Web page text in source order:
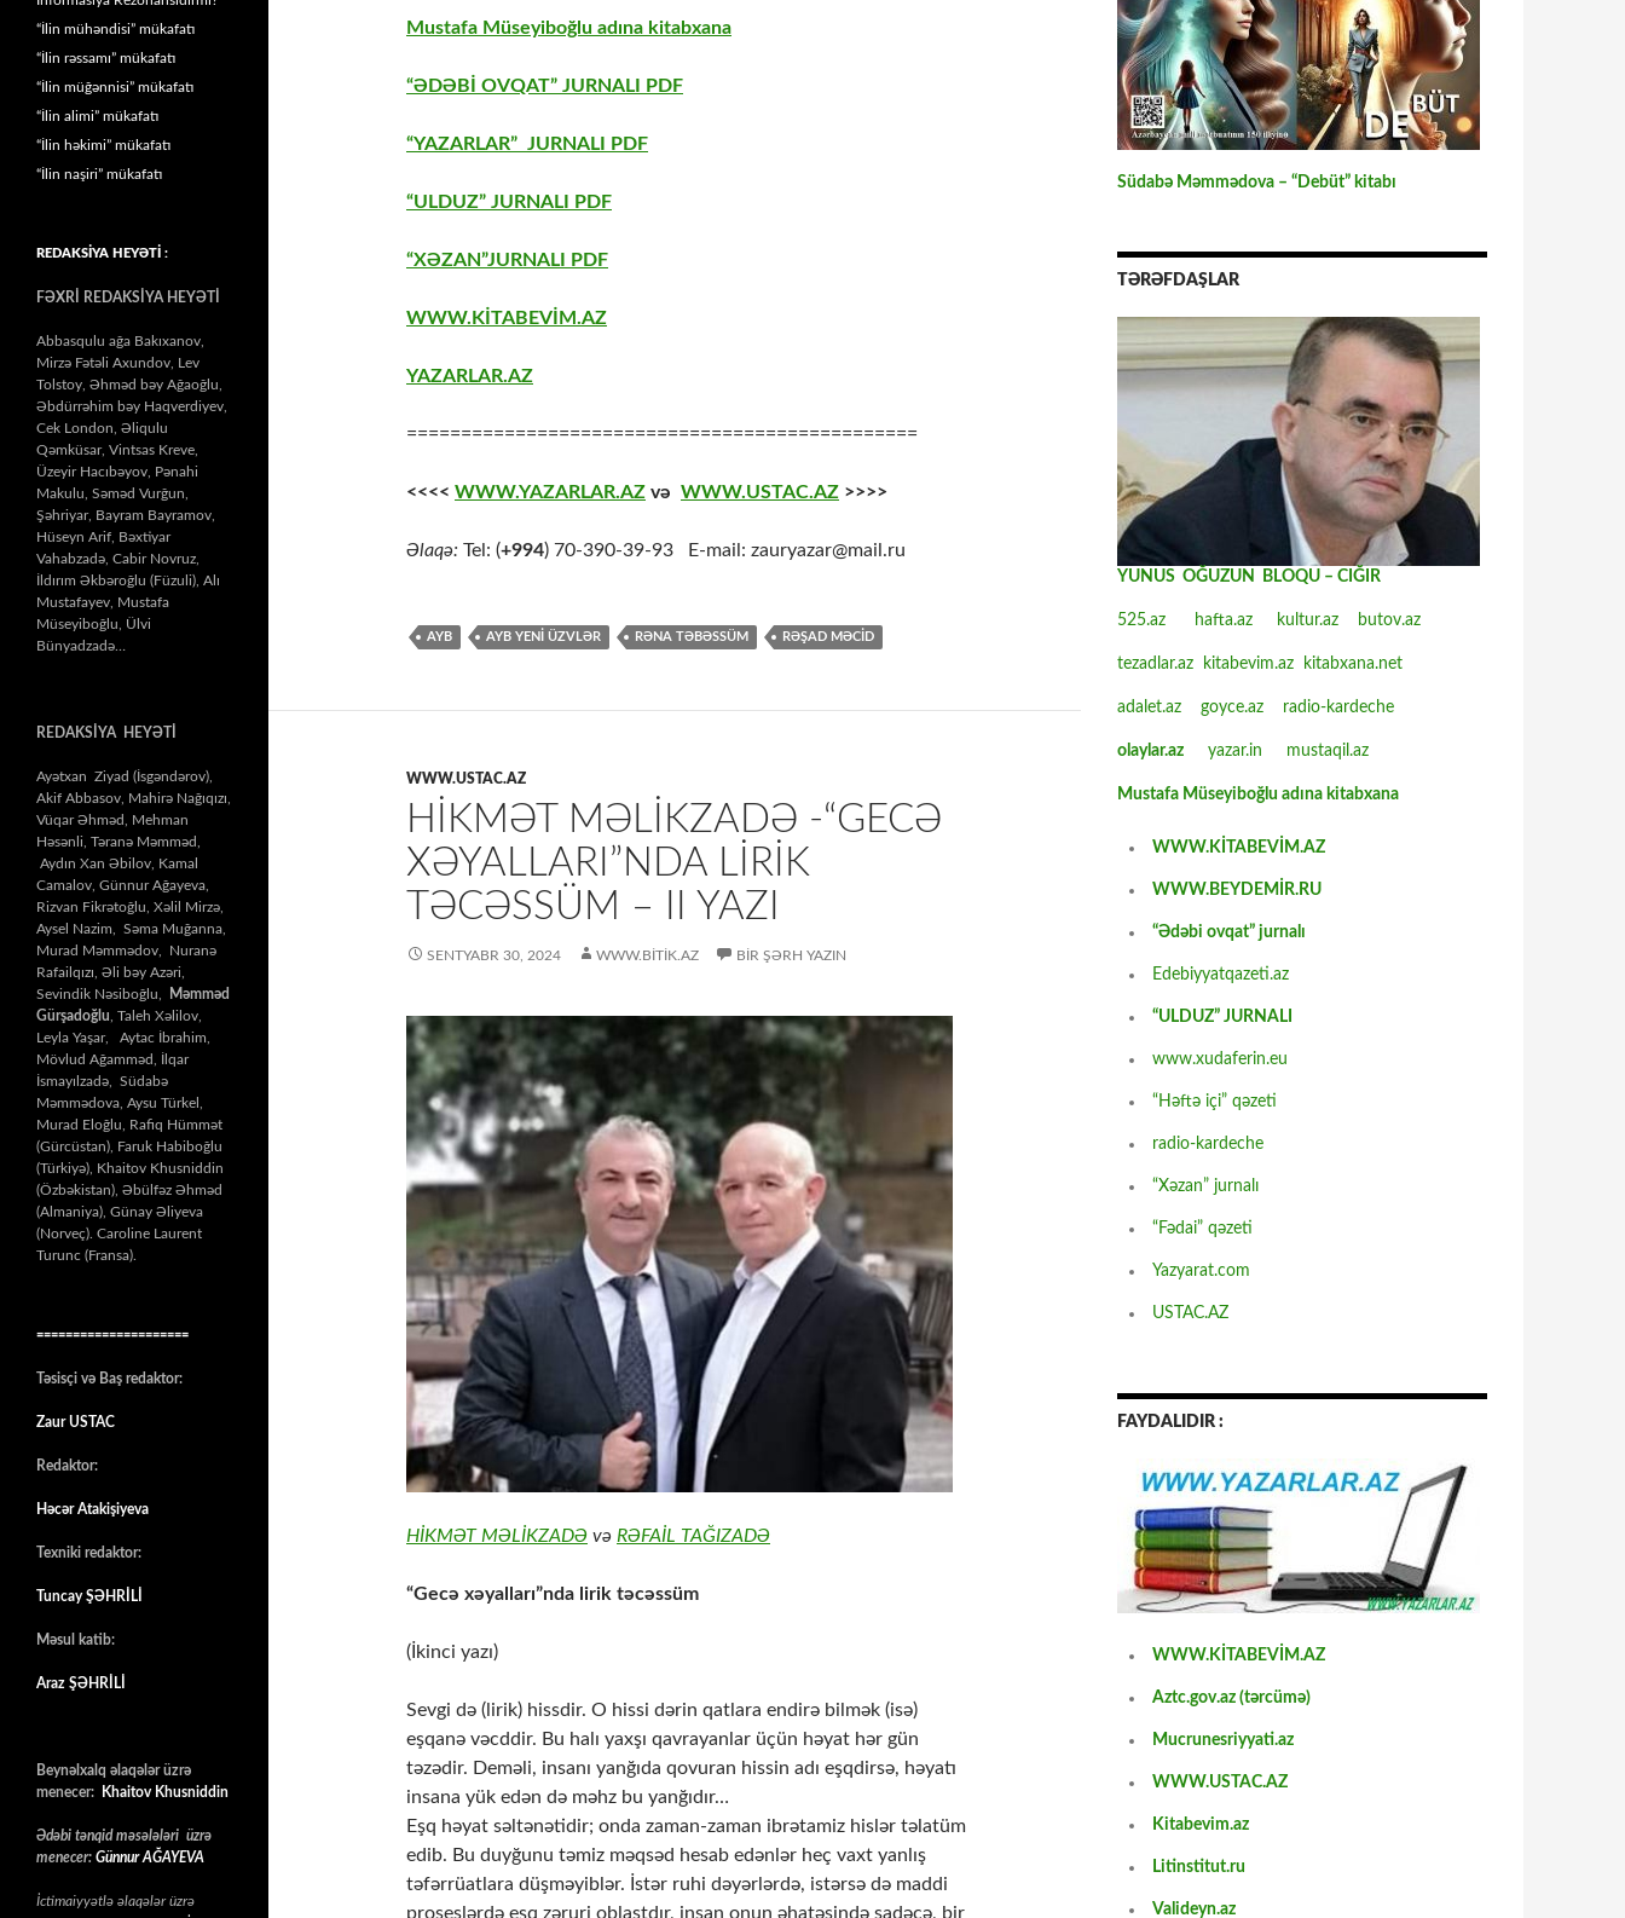
Mustafa Müseyiboğlu adına kitabxana
“ƏDƏBİ OVQAT” JURNALI PDF
“YAZARLAR” JURNALI PDF
“ULDUZ” JURNALI PDF
“XƏZAN”JURNALI PDF
WWW.KİTABEVİM.AZ
YAZARLAR.AZ
===============================================
<<<< WWW.YAZARLAR.AZ və WWW.USTAC.AZ >>>>
Əlaqə: Tel: (+994) 70-390-39-93 E-mail: zauryazar@mail.ru
AYB AYB YENİ ÜZVLƏR RƏNA TƏBƏSSÜM RƏŞAD MƏCİD
WWW.USTAC.AZ
HIKMƏT MƏLIKZADƏ -“GECƏ
XƏYALLARI”NDA LIRIK
TƏCƏSSÜM – II YAZI
SENTYABR 30, 2024 WWW.BITIK.AZ BIR ŞƏRH YAZIN
HİKMƏT MƏLİKZADƏ və RƏFAİL TAĞIZADƏ
“Gecə xəyalları”nda lirik təcəssüm
(İkinci yazı)
Sevgi də (lirik) hissdir. O hissi dərin qatlara endirə bilmək (isə)
eşqanə vəcddir. Bu halı yaxşı qavrayanlar üçün həyat hər gün
təzədir. Deməli, insanı yanğıda qovuran hissin adı eşqdirsə, həyatı
insana yük edən də məhz bu yanğıdır…
Eşq həyat səltənətidir; onda zaman-zaman ibrətamiz hislər təlatüm
edib. Bu duyğunu təmiz məqsəd hesab edənlər heç vaxt yanlış
təfərrüatlara düşməyiblər. İstər ruhi dəyərlərdə, istərsə də maddi
proseslərdə eşq zəruri oblastdır, insan onun əhatəsində sadəcə, bir
Südabə Məmmədova – “Debüt” kitabı
TƏRƏFDAŞLAR
YUNUS OĞUZUN BLOQU – CIĞIR
525.az hafta.az kultur.az butov.az
tezadlar.az kitabevim.az kitabxana.net
adalet.az goyce.az radio-kardeche
olaylar.az yazar.in mustaqil.az
Mustafa Müseyiboğlu adına kitabxana
WWW.KİTABEVİM.AZ
WWW.BEYDEMİR.RU
“Ədəbi ovqat” jurnalı
Edebiyyatqazeti.az
“ULDUZ” JURNALI
www.xudaferin.eu
“Həftə içi” qəzeti
radio-kardeche
“Xəzan” jurnalı
“Fədai” qəzeti
Yazyarat.com
USTAC.AZ
FAYDALIDIR :
WWW.KİTABEVİM.AZ
Aztc.gov.az (tərcümə)
Mucrunesriyyati.az
WWW.USTAC.AZ
Kitabevim.az
Litinstitut.ru
Valideyn.az
“İlin mühəndisi” mükafatı
“İlin rəssamı” mükafatı
“İlin müğənnisi” mükafatı
“İlin alimi” mükafatı
“İlin həkimi” mükafatı
“İlin naşiri” mükafatı
REDAKSİYA HEYƏTİ :
FƏXRİ REDAKSİYA HEYƏTİ
Abbasqulu ağa Bakıxanov,
Mirzə Fətəli Axundov, Lev
Tolstoy, Əhməd bəy Ağaoğlu,
Əbdürrəhim bəy Haqverdiyev,
Cek London, Əliqulu
Qəmküsar, Vintsas Kreve,
Üzeyir Hacıbəyov, Pənahi
Makulu, Səməd Vurğun,
Şəhriyar, Bayram Bayramov,
Hüseyn Arif, Bəxtiyar
Vahabzadə, Cabir Novruz,
İldırım Əkbəroğlu (Füzuli), Alı
Mustafayev, Mustafa
Müseyiboğlu, Ülvi
Bünyadzadə…
REDAKSİYA HEYƏTİ
Ayətxan Ziyad (İsgəndərov),
Akif Abbasov, Mahirə Nağıqızı,
Vüqar Əhməd, Mehman
Həsənli, Təranə Məmməd,
Aydın Xan Əbilov, Kamal
Camalov, Günnur Ağayeva,
Rizvan Fikrətoğlu, Xəlil Mirzə,
Aysel Nazim, Səma Muğanna,
Murad Məmmədov, Nuranə
Rafailqızı, Əli bəy Azəri,
Sevindik Nəsiboğlu,
Məmməd
Gürşadoğlu , Taleh Xəlilov,
Leyla Yaşar, Aytac İbrahim,
Mövlud Ağamməd, İlqar
İsmayılzadə, Südabə
Məmmədova, Aysu Türkel,
Murad Eloğlu, Rafiq Hümmət
(Gürcüstan), Faruk Habiboğlu
(Türkiyə), Khaitov Khusniddin
(Özbəkistan), Əbülfəz Əhməd
(Almaniya), Günay Əliyeva
(Norveç). Caroline Laurent
Turunc (Fransa).
=====================
Təsisçi və Baş redaktor:
Zaur USTAC
Redaktor:
Həcər Atakişiyeva
Texniki redaktor:
Tuncay ŞƏHRİLİ
Məsul katib:
Araz ŞƏHRİLİ
Beynəlxalq əlaqələr üzrə
menecer:
Khaitov Khusniddin
Ədəbi tənqid məsələləri üzrə
menecer: Günnur AĞAYEVA
İctimaiyyətlə əlaqələr üzrə